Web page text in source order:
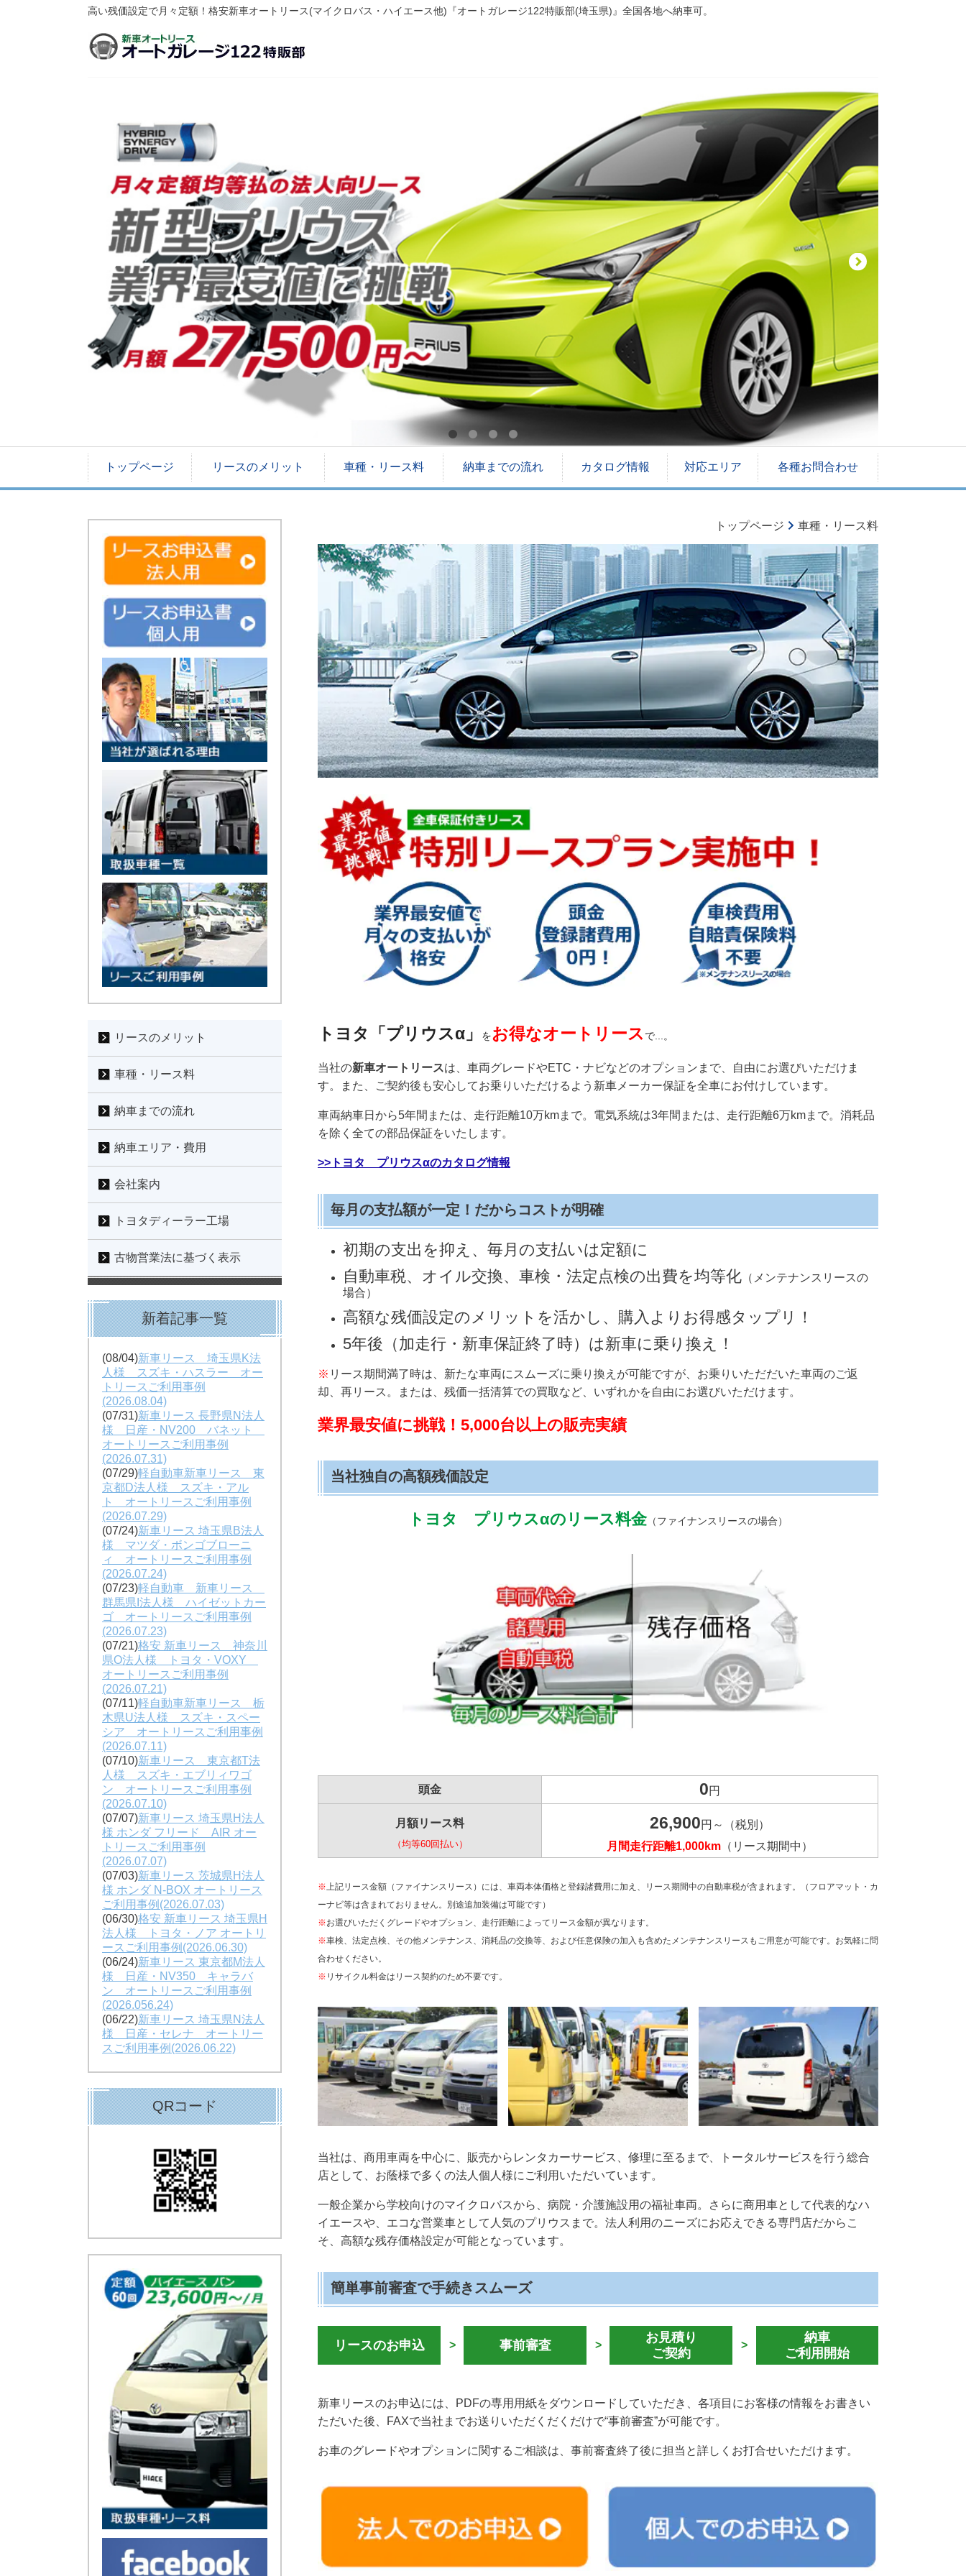
高い残価設定で月々定額！格安新車オートリース(マイクロバス・ハイエース他)『オートガレージ122特販部(埼玉県)』全国各地へ納車可。
トップページ リースのメリット 車種・リース料 納車までの流れ カタログ情報 対応エリア 各種お問合わせ
トップページ 車種・リース料
トヨタ「プリウスα」 をお得なオートリース で...。
当社の新車オートリースは、車両グレードやETC・ナビなどのオプションまで、自由にお選びいただけま
す。また、ご契約後も安心してお乗りいただけるよう新車メーカー保証を全車にお付けしています。
車両納車日から5年間または、走行距離10万kmまで。電気系統は3年間または、走行距離6万kmまで。消耗品
を除く全ての部品保証をいたします。
>>トヨタ プリウスαのカタログ情報
毎月の支払額が一定！だからコストが明確
初期の支出を抑え、毎月の支払いは定額に
自動車税、オイル交換、車検・法定点検の出費を均等化 （メンテナンスリースの
場合）
高額な残価設定のメリットを活かし、購入よりお得感タップリ！
5年後（加走行・新車保証終了時）は新車に乗り換え！
※ リース期間満了時は、新たな車両にスムーズに乗り換えが可能ですが、お乗りいただだいた車両のご返
却、再リース。または、残価一括清算での買取など、いずれかを自由にお選びいただけます。
業界最安値に挑戦！5,000台以上の販売実績
当社独自の高額残価設定
トヨタ プリウスαのリース料金（ファイナンスリースの場合）
頭金 0円
月額リース料
（均等60回払い）
26,900円～（税別）
月間走行距離1,000km （リース期間中）
※ 上記リース金額（ファイナンスリース）には、車両本体価格と登録諸費用に加え、リース期間中の自動車税が含まれます。（フロアマット・カ
ーナビ等は含まれておりません。別途追加装備は可能です）
※お選びいただくグレードやオプション、走行距離によってリース金額が異なります。
※車検、法定点検、その他メンテナンス、消耗品の交換等、および任意保険の加入も含めたメンテナンスリースもご用意が可能です。お気軽に問
合わせください。
※ リサイクル料金はリース契約のため不要です。
当社は、商用車両を中心に、販売からレンタカーサービス、修理に至るまで、トータルサービスを行う総合
店として、お蔭様で多くの法人個人様にご利用いただいています。
一般企業から学校向けのマイクロバスから、病院・介護施設用の福祉車両。さらに商用車として代表的なハ
イエースや、エコな営業車として人気のプリウスまで。法人利用のニーズにお応えできる専門店だからこ
そ、高額な残存価格設定が可能となっています。
簡単事前審査で手続きスムーズ
リースのお申込 > 事前審査 >
お見積り
ご契約
>
納車
ご利用開始
新車リースのお申込には、PDFの専用用紙をダウンロードしていただき、各項目にお客様の情報をお書きい
ただいた後、FAXで当社までお送りいただくだくだけで“事前審査”が可能です。
お車のグレードやオプションに関するご相談は、事前審査終了後に担当と詳しくお打合せいただけます。
リースのメリット
車種・リース料
納車までの流れ
納車エリア・費用
会社案内
トヨタディーラー工場
古物営業法に基づく表示
新着記事一覧
(08/04)新車リース 埼玉県K法
人様 スズキ・ハスラー オー
トリースご利用事例
(2026.08.04)
(07/31)新車リース 長野県N法人
様 日産・NV200 バネット
オートリースご利用事例
(2026.07.31)
(07/29)軽自動車新車リース 東
京都D法人様 スズキ・アル
ト オートリースご利用事例
(2026.07.29)
(07/24)新車リース 埼玉県B法人
様 マツダ・ボンゴブローニ
ィ オートリースご利用事例
(2026.07.24)
(07/23)軽自動車 新車リース
群馬県I法人様 ハイゼットカー
ゴ オートリースご利用事例
(2026.07.23)
(07/21)格安 新車リース 神奈川
県O法人様 トヨタ・VOXY
オートリースご利用事例
(2026.07.21)
(07/11)軽自動車新車リース 栃
木県U法人様 スズキ・スペー
シア オートリースご利用事例
(2026.07.11)
(07/10)新車リース 東京都T法
人様 スズキ・エブリィワゴ
ン オートリースご利用事例
(2026.07.10)
(07/07)新車リース 埼玉県H法人
様 ホンダ フリード AIR オー
トリースご利用事例
(2026.07.07)
(07/03)新車リース 茨城県H法人
様 ホンダ N-BOX オートリース
ご利用事例(2026.07.03)
(06/30)格安 新車リース 埼玉県H
法人様 トヨタ・ノア オートリ
ースご利用事例(2026.06.30)
(06/24)新車リース 東京都M法人
様 日産・NV350 キャラバ
ン オートリースご利用事例
(2026.056.24)
(06/22)新車リース 埼玉県N法人
様 日産・セレナ オートリー
スご利用事例(2026.06.22)
QRコード